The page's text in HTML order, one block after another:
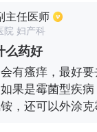
口服小剂量的强
米松。第二，感
疗。第三，使用
状和控制病情的
主任医师
院 妇产科
么药好
有瘙痒，最好
果是霉菌型疾
，还可以外涂